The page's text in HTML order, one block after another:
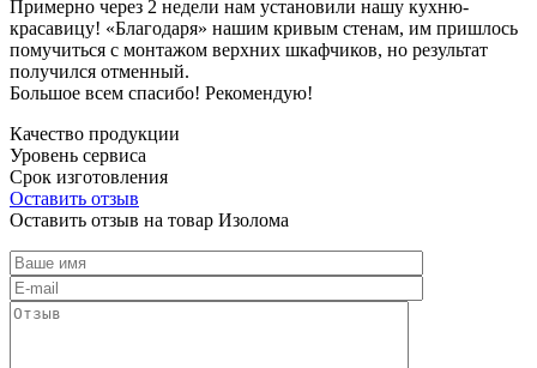
Примерно через 2 недели нам установили нашу кухню-
красавицу! «Благодаря» нашим кривым стенам, им пришлось
помучиться с монтажом верхних шкафчиков, но результат
получился отменный.
Большое всем спасибо! Рекомендую!
Качество продукции
Уровень сервиса
Срок изготовления
Оставить отзыв
Оставить отзыв на товар Изолома